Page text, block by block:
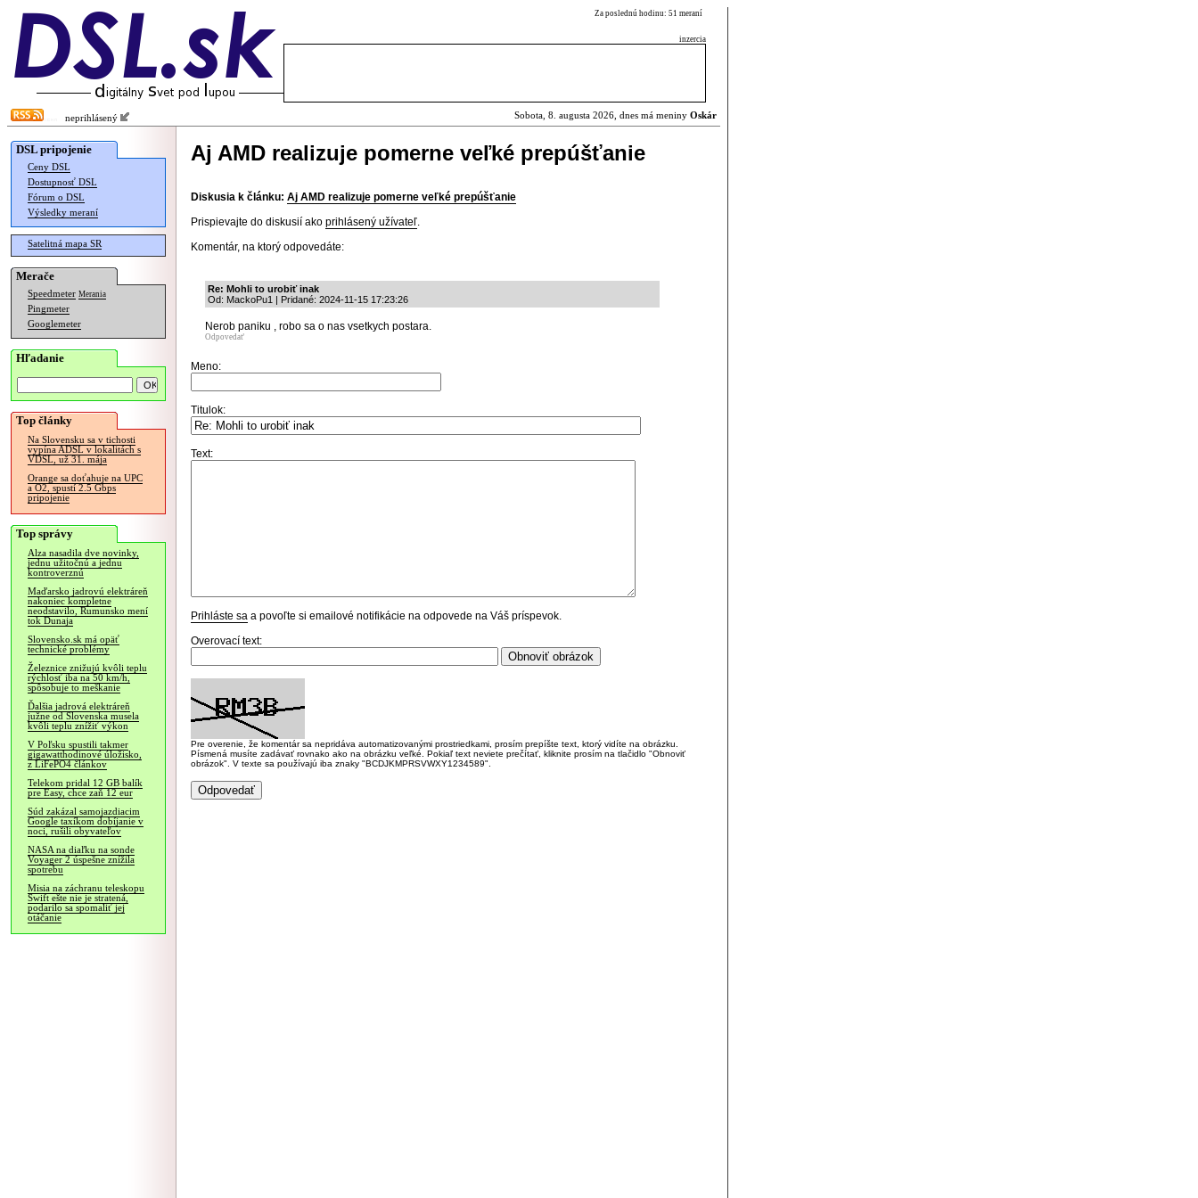
Za poslednú hodinu: 51 meraní
inzercia
neprihlásený Sobota, 8. augusta 2026, dnes má meniny Oskár
DSL pripojenie
Ceny DSL
Dostupnosť DSL
Fórum o DSL
Výsledky meraní
Satelitná mapa SR
Merače
Speedmeter Merania
Pingmeter
Googlemeter
Hľadanie
Top články
Na Slovensku sa v tichosti
vypína ADSL v lokalitách s
VDSL, už 31. mája
Orange sa doťahuje na UPC
a O2, spustí 2.5 Gbps
pripojenie
Top správy
Alza nasadila dve novinky,
jednu užitočnú a jednu
kontroverznú
Maďarsko jadrovú elektráreň
nakoniec kompletne
neodstavilo, Rumunsko mení
tok Dunaja
Slovensko.sk má opäť
technické problémy
Železnice znižujú kvôli teplu
rýchlosť iba na 50 km/h,
spôsobuje to meškanie
Ďalšia jadrová elektráreň
južne od Slovenska musela
kvôli teplu znížiť výkon
V Poľsku spustili takmer
gigawatthodinové úložisko,
z LiFePO4 článkov
Telekom pridal 12 GB balík
pre Easy, chce zaň 12 eur
Súd zakázal samojazdiacim
Google taxíkom dobíjanie v
noci, rušili obyvateľov
NASA na diaľku na sonde
Voyager 2 úspešne znížila
spotrebu
Misia na záchranu teleskopu
Swift ešte nie je stratená,
podarilo sa spomaliť jej
otáčanie
Aj AMD realizuje pomerne veľké prepúšťanie
Diskusia k článku: Aj AMD realizuje pomerne veľké prepúšťanie
Prispievajte do diskusií ako prihlásený užívateľ.
Komentár, na ktorý odpovedáte:
Re: Mohli to urobiť inak
Od: MackoPu1 | Pridané: 2024-11-15 17:23:26
Nerob paniku , robo sa o nas vsetkych postara.
Odpovedať
Meno:
Titulok:
Text:
Prihláste sa a povoľte si emailové notifikácie na odpovede na Váš príspevok.
Overovací text:
Pre overenie, že komentár sa nepridáva automatizovanými prostriedkami, prosím prepíšte text, ktorý vidíte na obrázku.
Písmená musíte zadávať rovnako ako na obrázku veľké. Pokiaľ text neviete prečítať, kliknite prosím na tlačidlo "Obnoviť
obrázok". V texte sa používajú iba znaky "BCDJKMPRSVWXY1234589".